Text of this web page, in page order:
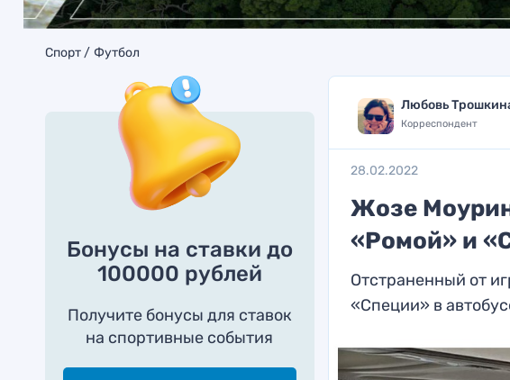
Спорт Футбол
Бонусы на ставки до
100000 рублей
Получите бонусы для ставок
на спортивные события
Любовь
Корреспондент
28.02.2022
Жозе
«Ромой» и
Отстраненный от
«Специи» в